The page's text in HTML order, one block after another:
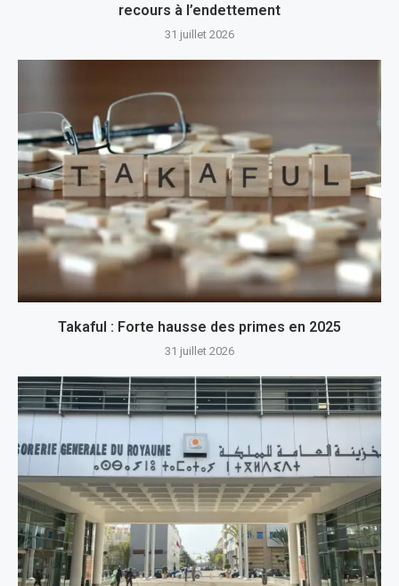
recours à l’endettement
31 juillet 2026
Takaful : Forte hausse des primes en 2025
31 juillet 2026